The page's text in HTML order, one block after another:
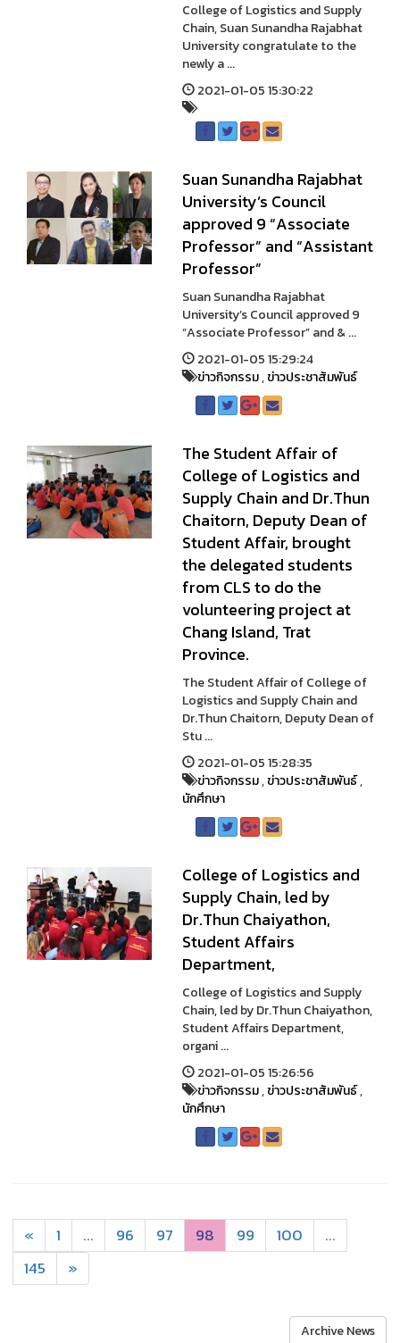
College of Logistics and Supply
Chain, Suan Sunandha Rajabhat
University congratulate to the
newly a ...
2021-01-05 15:30:22
Suan Sunandha Rajabhat
University’s Council
approved 9 “Associate
Professor” and “Assistant
Professor”
Suan Sunandha Rajabhat
University’s Council approved 9
“Associate Professor” and & ...
2021-01-05 15:29:24
ข่าวกิจกรรม,ข่าวประชาสัมพันธ์
The Student Affair of
College of Logistics and
Supply Chain and Dr.Thun
Chaitorn, Deputy Dean of
Student Affair, brought
the delegated students
from CLS to do the
volunteering project at
Chang Island, Trat
Province.
The Student Affair of College of
Logistics and Supply Chain and
Dr.Thun Chaitorn, Deputy Dean of
Stu ...
2021-01-05 15:28:35
ข่าวกิจกรรม,ข่าวประชาสัมพันธ์,
นักศึกษา
College of Logistics and
Supply Chain, led by
Dr.Thun Chaiyathon,
Student Affairs
Department,
College of Logistics and Supply
Chain, led by Dr.Thun Chaiyathon,
Student Affairs Department,
organi ...
2021-01-05 15:26:56
ข่าวกิจกรรม,ข่าวประชาสัมพันธ์,
นักศึกษา
« 1 ... 96 97 98 99 100
...
145
»
Archive News